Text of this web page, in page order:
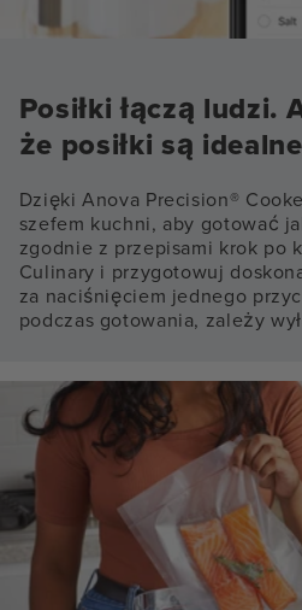
Posiłki łączą ludzi.
że posiłki są
Dzięki Anova Precision®
szefem kuchni, aby gotować
zgodnie z przepisami krok po
Culinary i przygotowuj
za naciśnięciem jednego
podczas gotowania, zależy